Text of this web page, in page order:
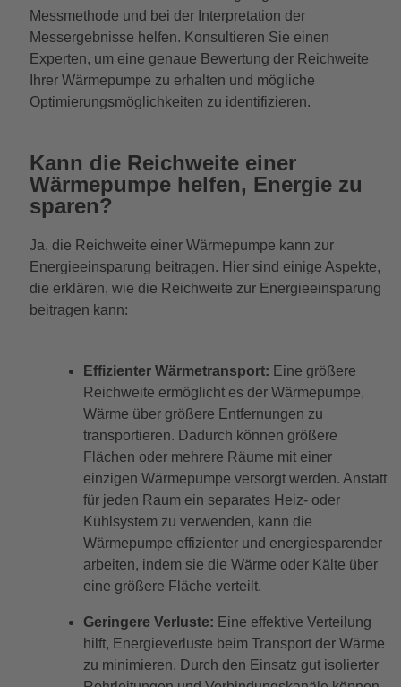
Messmethode und bei der Interpretation der
Messergebnisse helfen. Konsultieren Sie einen
Experten, um eine genaue Bewertung der Reichweite
Ihrer Wärmepumpe zu erhalten und mögliche
Optimierungsmöglichkeiten zu identifizieren.
Kann die Reichweite einer
Wärmepumpe helfen, Energie zu
sparen?
Ja, die Reichweite einer Wärmepumpe kann zur
Energieeinsparung beitragen. Hier sind einige Aspekte,
die erklären, wie die Reichweite zur Energieeinsparung
beitragen kann:
Effizienter Wärmetransport: Eine größere
Reichweite ermöglicht es der Wärmepumpe,
Wärme über größere Entfernungen zu
transportieren. Dadurch können größere
Flächen oder mehrere Räume mit einer
einzigen Wärmepumpe versorgt werden. Anstatt
für jeden Raum ein separates Heiz- oder
Kühlsystem zu verwenden, kann die
Wärmepumpe effizienter und energiesparender
arbeiten, indem sie die Wärme oder Kälte über
eine größere Fläche verteilt.
Geringere Verluste: Eine effektive Verteilung
hilft, Energieverluste beim Transport der Wärme
zu minimieren. Durch den Einsatz gut isolierter